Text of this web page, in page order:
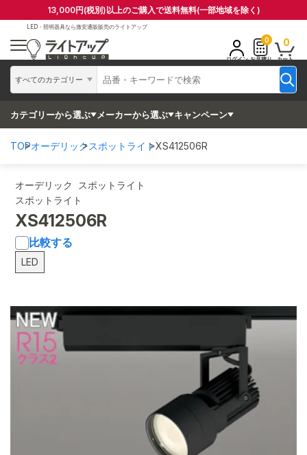
13,000円(税別)以上のご購入で送料無料(一部地域を除く)
LED・照明器具なら激安通販販売のライトアップ
すべてのカテゴリー
ログイン
0
お見積り
0
カート
カテゴリーから選ぶ メーカーから選ぶ キャンペーン
TOPオーデリックスポットライトXS412506R
オーデリック スポットライト
スポットライト
XS412506R
比較する
LED